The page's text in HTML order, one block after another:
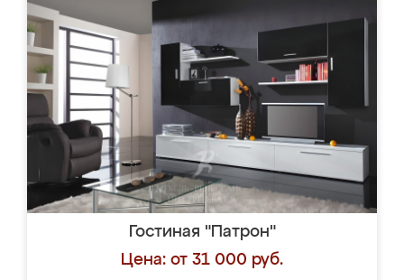
Гостиная "Патрон"
Цена: от 31 000 руб.